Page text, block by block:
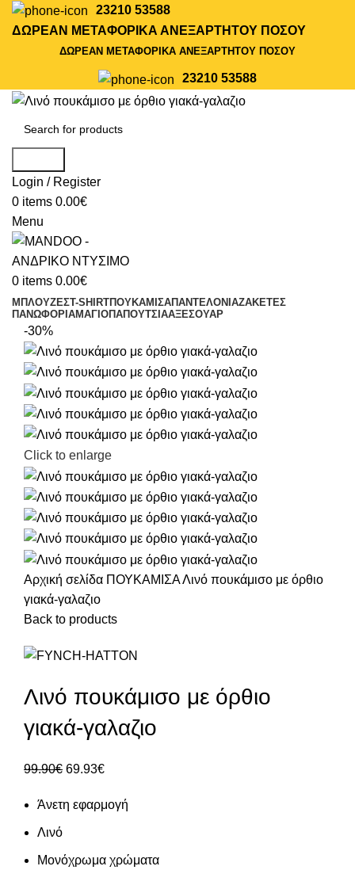
23210 53588
ΔΩΡΕΑΝ ΜΕΤΑΦΟΡΙΚΑ ΑΝΕΞΑΡΤΗΤΟΥ ΠΟΣΟΥ
ΔΩΡΕΑΝ ΜΕΤΑΦΟΡΙΚΑ ΑΝΕΞΑΡΤΗΤΟΥ ΠΟΣΟΥ
23210 53588
Login / Register
0 items 0.00€
Menu
0 items 0.00€
ΜΠΛΟΥΖΕΣT-SHIRTΠΟΥΚΑΜΙΣΑΠΑΝΤΕΛΟΝΙΑΖΑΚΕΤΕΣ
ΠΑΝΩΦΟΡΙΑΜΑΓΙΟΠΑΠΟΥΤΣΙΑΑΞΕΣΟΥΑΡ
-30%
Click to enlarge
Αρχική σελίδα ΠΟΥΚΑΜΙΣΑΛινό πουκάμισο με όρθιο
γιακά-γαλαζιο
Back to products
Λινό πουκάμισο με όρθιο
γιακά-γαλαζιο
99.90€ 69.93€
Άνετη εφαρμογή
Λινό
Μονόχρωμα χρώματα